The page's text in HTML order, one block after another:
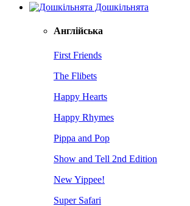
Дошкільнята
Англійська
First Friends
The Flibets
Happy Hearts
Happy Rhymes
Pippa and Pop
Show and Tell 2nd Edition
New Yippee!
Super Safari